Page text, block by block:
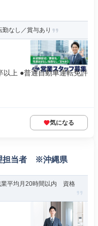
なし／賞与あり
以上 ●普通自動車運転免許
気になる
担当者 ※沖縄県
平均月20時間以内 資格